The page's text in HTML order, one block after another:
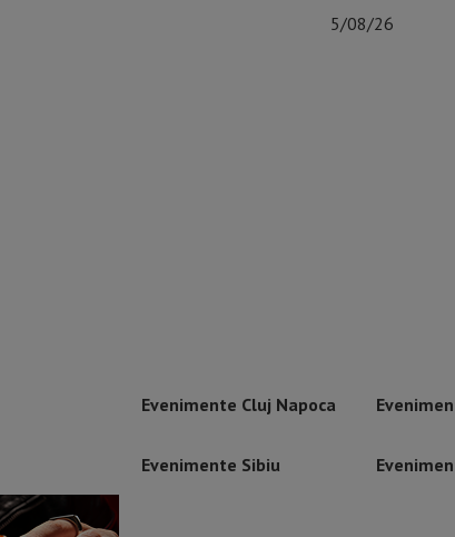
5/08/26
Evenimente Cluj Napoca
Evenimente Sibiu